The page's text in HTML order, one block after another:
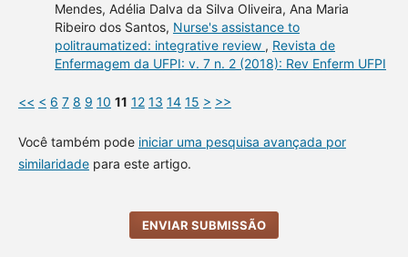
Mendes, Adélia Dalva da Silva Oliveira, Ana Maria
Ribeiro dos Santos, Nurse's assistance to
politraumatized: integrative review , Revista de
Enfermagem da UFPI: v. 7 n. 2 (2018): Rev Enferm UFPI
<< < 6 7 8 9 10 11 12 13 14 15 > >>
Você também pode iniciar uma pesquisa avançada por
similaridadepara este artigo.
ENVIAR SUBMISSÃO